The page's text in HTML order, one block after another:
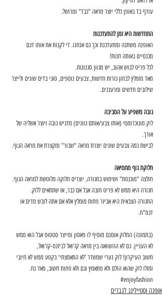
עודף בד באופן כללי יוצר מראה "כבד" ומרושל.
התחדשות היא זמן להתעדכנות
האופנה משתנה ומתעדכנת וכך גם אנחנו. די לקנות את אותו דגם
מכנסיים באותה חנות!
לכל פריט לבוש אהוב, יש מגוון סגנונות.
מאד מומלץ לבחון גזרות חדשות, צבעים נוספים, סוגי בדים שונים ולייצר
שילובים חדשים ומרעננים.
גובה משפיע על הסביבה
לוק מונוכרומטי (אותו צבע/אותם גוונים) מדגיש גובה ויוצר אשליה של
אורך.
לבישת כמה צבעים שונים יוצרת מראה "שבור" ומקצרת את מראה הגוף.
חלוקת גוף מחמיאה
חולצה "מוכנסת" ושימוש בחגורה, יוצרים חלוקה מלוטשת למראה הגוף.
חגורה היא ממש לא פריט חובה אבל אם כבר, אז שתתאים ללוק.
החגורה הצבאית היא אביזר פחות מומלץ אלא אם אתה לובש מדים או
דגמ"ח.
(בתמונה) החלוק אומנם מוסיף לו פאסון ומייצר סטטוס אבל הוא ממש
לא העניין. גם לא ההשוואה בין מראה קז'ואל לביזנס-קז'ואל,
חשוב העיקרון! לוק נערי שמשדר 'לא התאמצתי' בקטע ממש לא חיובי
ומולו לוק שהוא הולם ולא מתאמץ וגם ולא פחות חשוב, מאד נח.
#enjoyfashion
אופנה וסטיילינג לגברים